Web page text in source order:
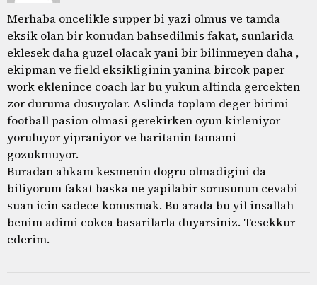
Merhaba oncelikle supper bi yazi olmus ve tamda
eksik olan bir konudan bahsedilmis fakat, sunlarida
eklesek daha guzel olacak yani bir bilinmeyen daha ,
ekipman ve field eksikliginin yanina bircok paper
work eklenince coach lar bu yukun altinda gercekten
zor duruma dusuyolar. Aslinda toplam deger birimi
football pasion olmasi gerekirken oyun kirleniyor
yoruluyor yipraniyor ve haritanin tamami
gozukmuyor.
Buradan ahkam kesmenin dogru olmadigini da
biliyorum fakat baska ne yapilabir sorusunun cevabi
suan icin sadece konusmak. Bu arada bu yil insallah
benim adimi cokca basarilarla duyarsiniz. Tesekkur
ederim.